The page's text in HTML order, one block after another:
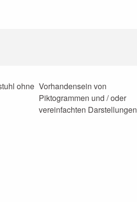
ohne Vorhandensein von
Piktogrammen und / oder
vereinfachten Darstellungen